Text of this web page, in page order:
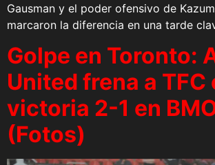
Gausman y el poder ofensivo de
marcaron la diferencia en una tarde
Golpe en Toronto:
United frena a TFC
victoria 2-1 en
(Fotos)